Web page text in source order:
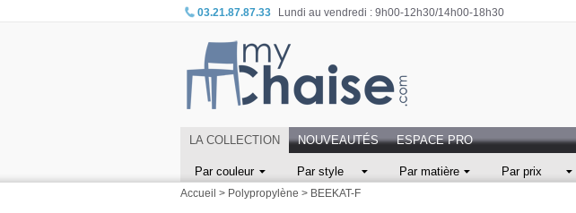
03.21.87.87.33 Lundi au vendredi : 9h00-12h30/14h00-18h30
LA COLLECTION NOUVEAUTÉS ESPACE PRO
Par couleur Par style Par matière Par prix
Accueil > Polypropylène > BEEKAT-F